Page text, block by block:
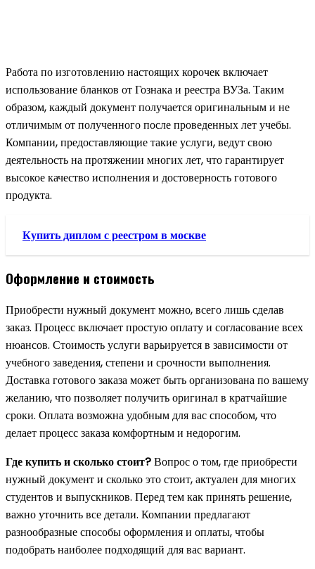
Работа по изготовлению настоящих корочек включает
использование бланков от Гознака и реестра ВУЗа. Таким
образом, каждый документ получается оригинальным и не
отличимым от полученного после проведенных лет учебы.
Компании, предоставляющие такие услуги, ведут свою
деятельность на протяжении многих лет, что гарантирует
высокое качество исполнения и достоверность готового
продукта.
Купить диплом с реестром в москве
Оформление и стоимость
Приобрести нужный документ можно, всего лишь сделав
заказ. Процесс включает простую оплату и согласование всех
нюансов. Стоимость услуги варьируется в зависимости от
учебного заведения, степени и срочности выполнения.
Доставка готового заказа может быть организована по вашему
желанию, что позволяет получить оригинал в кратчайшие
сроки. Оплата возможна удобным для вас способом, что
делает процесс заказа комфортным и недорогим.
Где купить и сколько стоит?Вопрос о том, где приобрести
нужный документ и сколько это стоит, актуален для многих
студентов и выпускников. Перед тем как принять решение,
важно уточнить все детали. Компании предлагают
разнообразные способы оформления и оплаты, чтобы
подобрать наиболее подходящий для вас вариант.